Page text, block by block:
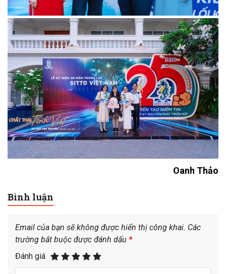
Oanh Thảo
Bình luận
Email của bạn sẽ không được hiển thị công khai. Các
trường bắt buộc được đánh dấu *
Đánh giá